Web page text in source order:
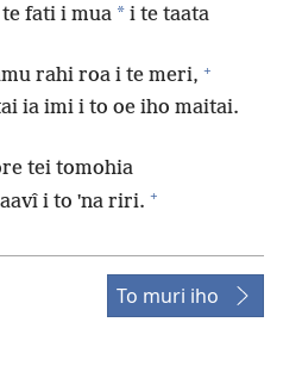
fati i mua * i te taata
rahi roa i te meri, +
ia imi i to oe iho maitai.
tei tomohia
i to ˈna riri. +
To muri iho